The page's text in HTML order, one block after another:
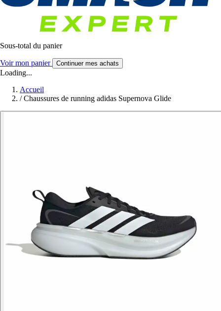
Sous-total du panier
Voir mon panier Continuer mes achats
Loading...
Accueil
/ Chaussures de running adidas Supernova Glide